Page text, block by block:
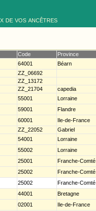
de vos ancêtres
Code Province
64001
Béarn
ZZ_06692
ZZ_13172
ZZ_21704
capedia
55001
Lorraine
59001
Flandre
60001
Ile-de-France
ZZ_22052
Gabriel
54001
Lorraine
55002
Lorraine
25001
Franche-Comté
25002
Franche-Comté
25002
Franche-Comté
44001
Bretagne
02001
Ile-de-France